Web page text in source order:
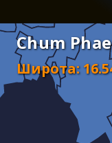
Chum
Широта: